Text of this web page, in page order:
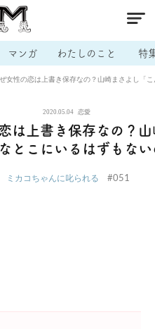
マンガ わたしのこと 特
女性の恋は上書き保存なの？山崎まさよし「
2020.05.04 恋愛
は上書き保存なの？
とこにいるはずもな
ミカコちゃんに叱られる #051
# セフレ # 不倫
アプリ # ラブグッズ # 体の相